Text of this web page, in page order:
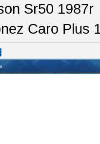
Sr50 1987r
Caro Plus